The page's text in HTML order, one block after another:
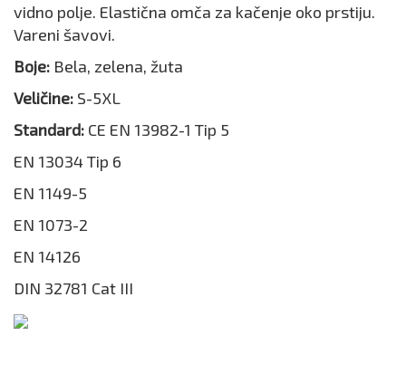
vidno polje. Elastična omča za kačenje oko prstiju.
Vareni šavovi.
Boje: Bela, zelena, žuta
Veličine: S-5XL
Standard: CE EN 13982-1 Tip 5
EN 13034 Tip 6
EN 1149-5
EN 1073-2
EN 14126
DIN 32781 Cat III